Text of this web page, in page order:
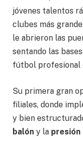
jóvenes talentos
clubes más
le abrieron las
sentando las
fútbol profesional
Su primera gran
filiales, donde
y bien
balón y la presión